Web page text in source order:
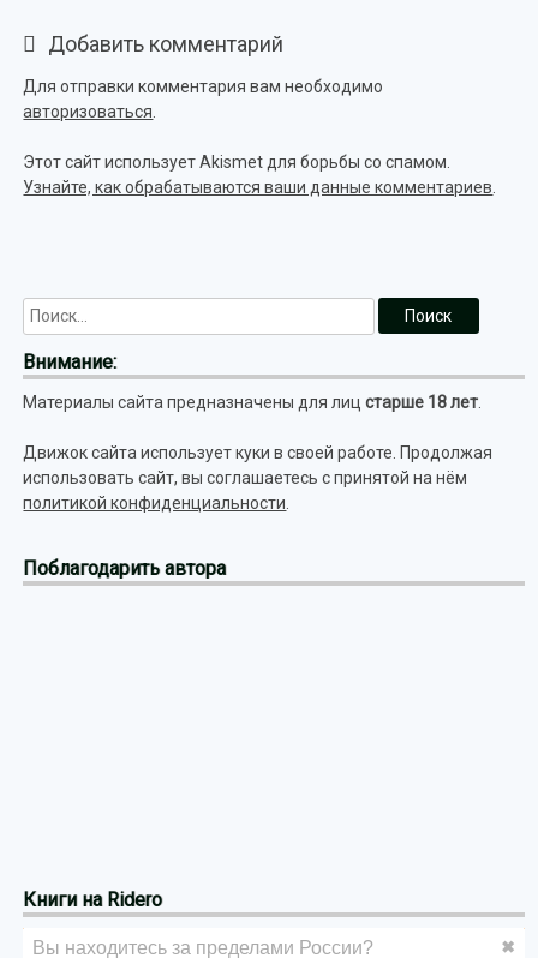
Добавить комментарий
Для отправки комментария вам необходимо
авторизоваться
Этот сайт использует Akismet для борьбы со спамом.
Узнайте, как обрабатываются ваши данные комментариев
Внимание:
Материалы сайта предназначены для лицстарше 18 лет
Движок сайта использует куки в своей работе. Продолжая
использовать сайт, вы соглашаетесь с принятой на нём
политикой конфиденциальности
Поблагодарить автора
Книги на Ridero